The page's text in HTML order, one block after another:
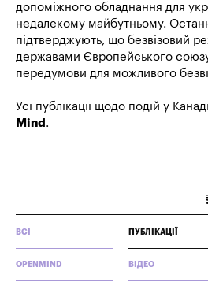
допоміжного обладнання для
недалекому майбутньому.
підтверджують, що безвізовий
державами Європейського
передумови для можливого
Усі публікації щодо подій у
Mind .
ВСІ ПУБЛІКАЦІЇ
OPENMIND ВІДЕО